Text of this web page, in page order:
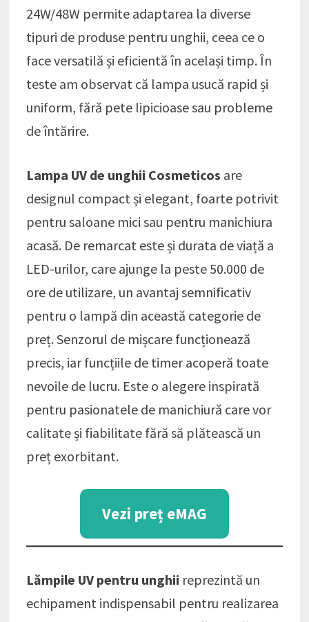
24W/48W permite adaptarea la diverse
tipuri de produse pentru unghii, ceea ce o
face versatilă și eficientă în același timp. În
teste am observat că lampa usucă rapid și
uniform, fără pete lipicioase sau probleme
de întărire.
Lampa UV de unghii Cosmeticos are
designul compact și elegant, foarte potrivit
pentru saloane mici sau pentru manichiura
acasă. De remarcat este și durata de viață a
LED-urilor, care ajunge la peste 50.000 de
ore de utilizare, un avantaj semnificativ
pentru o lampă din această categorie de
preț. Senzorul de mișcare funcționează
precis, iar funcțiile de timer acoperă toate
nevoile de lucru. Este o alegere inspirată
pentru pasionatele de manichiură care vor
calitate și fiabilitate fără să plătească un
preț exorbitant.
Vezi preț eMAG
Lămpile UV pentru unghii reprezintă un
echipament indispensabil pentru realizarea